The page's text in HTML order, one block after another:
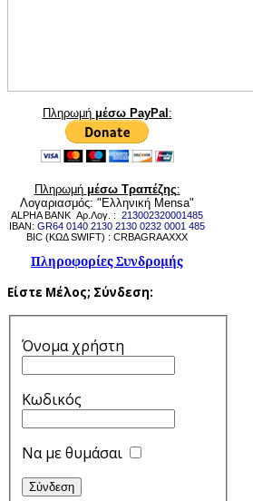
Πληρωμή μέσω PayPal:
Πληρωμή μέσω Τραπέζης:
Λογαριασμός: "Ελληνική Mensa"
ALPHA BANK Αρ.Λογ. : 213002320001485
IBAN: GR64 0140 2130 2130 0232 0001 485
BIC (ΚΩΔ SWIFT) : CRBAGRAAXXX
Πληροφορίες Συνδρομής
Είστε Μέλος; Σύνδεση:
Όνομα χρήστη
Κωδικός
Να με θυμάσαι